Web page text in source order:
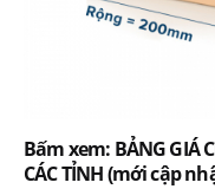
Bấm xem: BẢNG GIÁ
CÁC TỈNH (mới cập